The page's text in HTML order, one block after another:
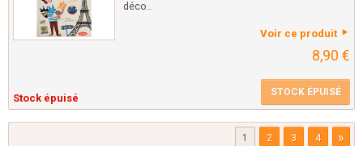
déco...
Voir ce produit
8,90 €
Stock épuisé STOCK ÉPUISÉ
1 2 3 4 »